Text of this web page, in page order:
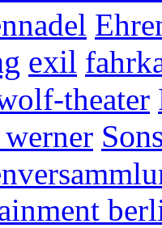
exil
theater